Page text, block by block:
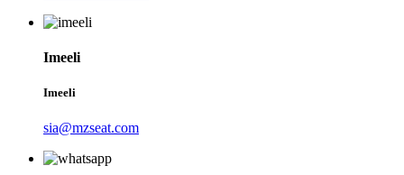
Imeeli
Imeeli
sia@mzseat.com